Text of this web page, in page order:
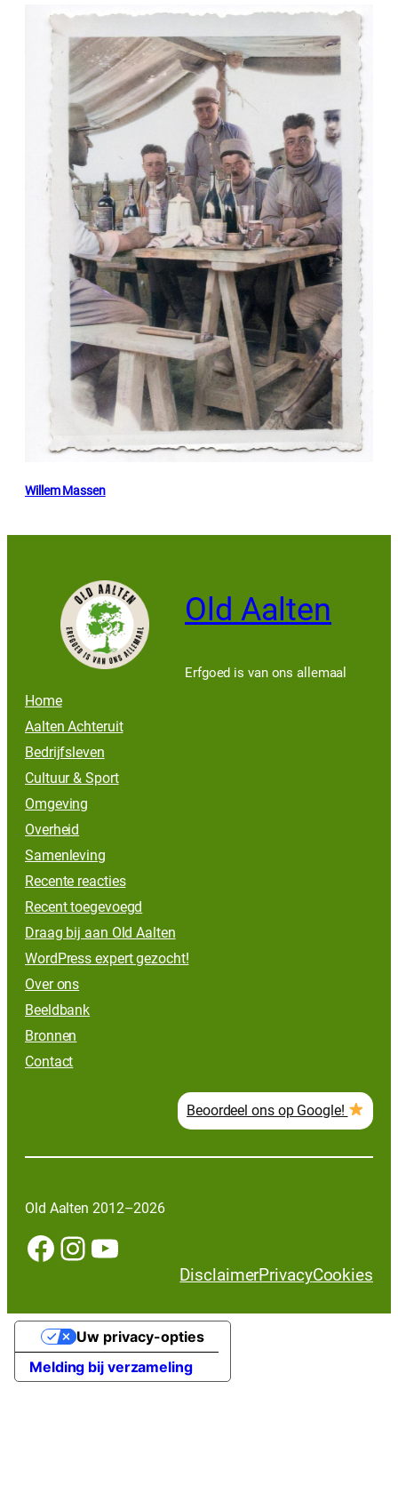
Willem Massen
Old Aalten
Erfgoed is van ons allemaal
Home
Aalten Achteruit
Bedrijfsleven
Cultuur & Sport
Omgeving
Overheid
Samenleving
Recente reacties
Recent toegevoegd
Draag bij aan Old Aalten
WordPress expert gezocht!
Over ons
Beeldbank
Bronnen
Contact
Beoordeel ons op Google!
Old Aalten 2012–2026
Facebook InstagramYouTube
DisclaimerPrivacyCookies
Melding bij verzameling
Uw privacy-opties